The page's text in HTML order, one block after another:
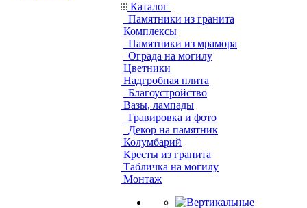
Каталог
Памятники из гранита
Комплексы
Памятники из мрамора
Ограда на могилу
Цветники
Надгробная плита
Благоустройство
Вазы, лампады
Гравировка и фото
Декор на памятник
Колумбарий
Кресты из гранита
Табличка на могилу
Монтаж